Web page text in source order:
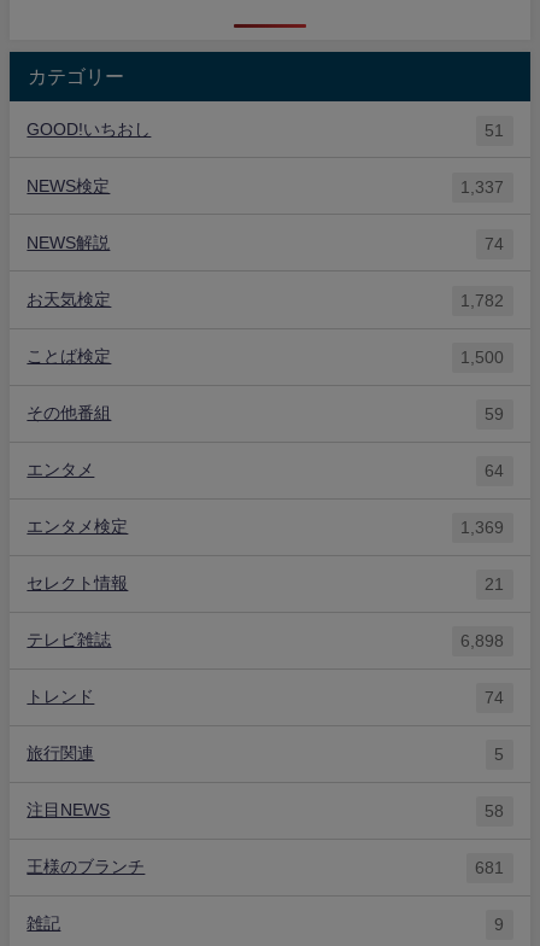
カテゴリー
GOOD!いちおし 51
NEWS検定 1,337
NEWS解説 74
お天気検定 1,782
ことば検定 1,500
その他番組 59
エンタメ 64
エンタメ検定 1,369
セレクト情報 21
テレビ雑誌 6,898
トレンド 74
旅行関連 5
注目NEWS 58
王様のブランチ 681
雑記 9